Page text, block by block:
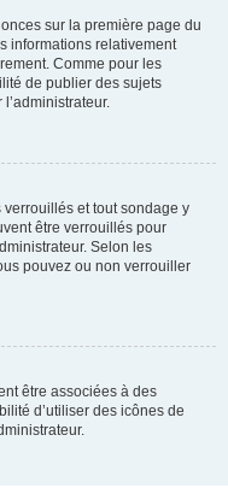
sur la première page du
informations relativement
Comme pour les
de publier des sujets
et tout sondage y
être verrouillés pour
Selon les
pouvez ou non verrouiller
être associées à des
d’utiliser des icônes de